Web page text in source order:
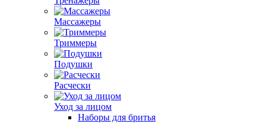
Массажеры
Триммеры
Подушки
Расчески
Уход за лицом
Наборы для бритья